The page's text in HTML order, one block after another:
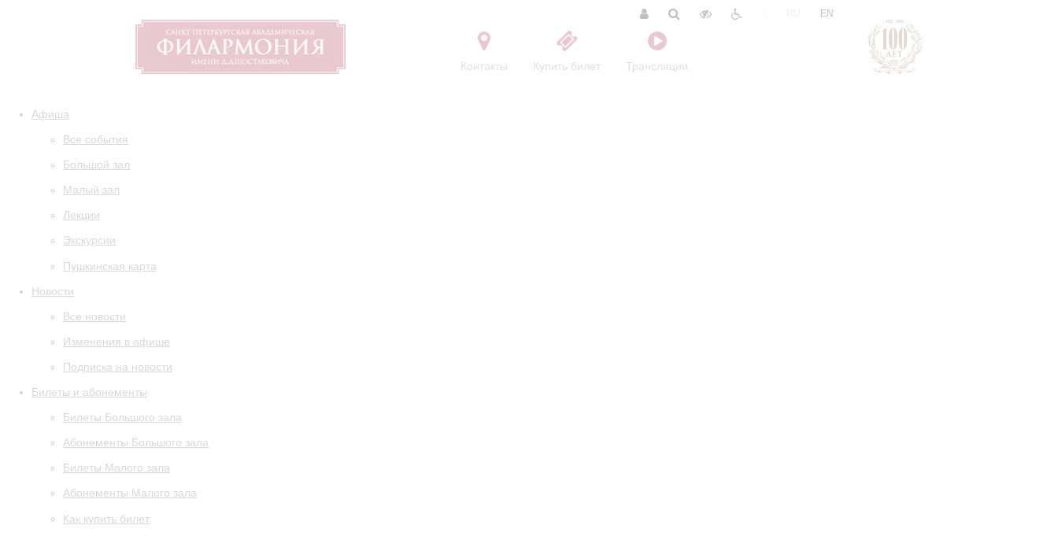
Контакты Купить билет Трансляции
EN
Афиша
Все события
Большой зал
Малый зал
Лекции
Экскурсии
Пушкинская карта
Новости
Все новости
Изменения в афише
Подписка на новости
Билеты и абонементы
Билеты Большого зала
Абонементы Большого зала
Билеты Малого зала
Абонементы Малого зала
Как купить билет